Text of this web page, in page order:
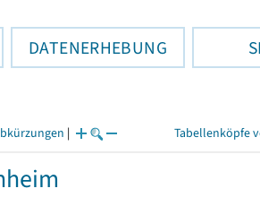
DATENERHEBUNG
| Tabellenköpfe